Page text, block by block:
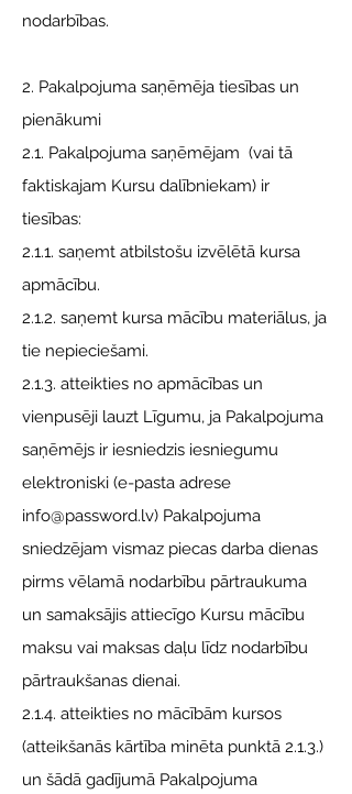
nodarbības.
2. Pakalpojuma saņēmēja tiesības un
pienākumi
2.1. Pakalpojuma saņēmējam (vai tā
faktiskajam Kursu dalībniekam) ir
tiesības:
2.1.1. saņemt atbilstošu izvēlētā kursa
apmācību.
2.1.2. saņemt kursa mācību materiālus, ja
tie nepieciešami.
2.1.3. atteikties no apmācības un
vienpusēji lauzt Līgumu, ja Pakalpojuma
saņēmējs ir iesniedzis iesniegumu
elektroniski (e-pasta adrese
info@password.lv) Pakalpojuma
sniedzējam vismaz piecas darba dienas
pirms vēlamā nodarbību pārtraukuma
un samaksājis attiecīgo Kursu mācību
maksu vai maksas daļu līdz nodarbību
pārtraukšanas dienai.
2.1.4. atteikties no mācībām kursos
(atteikšanās kārtība minēta punktā 2.1.3.)
un šādā gadījumā Pakalpojuma